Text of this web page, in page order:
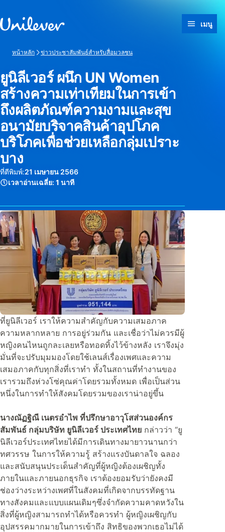
เมนู
หน้าหลัก ข่าวประชาสัมพันธ์สำหรับสื่อมวลชน
ยูนิลีเวอร์ ผนึก UN Women
สร้างความเท่าเทียมในการเข้า
ถึงผลิตภัณฑ์ความงามและสุข
อนามัยบริจาคสินค้าอุปโภค
บริโภคเพื่อช่วยเหลือกลุ่มเปราะ
บาง
ที่ตีพิมพ์:21 เมษายน 2566
เวลาอ่านเฉลี่ย: 1 นาที
ที่ยูนิลีเวอร์ เราให้ความสำคัญกับความเสมอภาค
ความหลากหลาย การอยู่ร่วมกัน และเชื่อว่าไม่ควรมีผู้
หญิงคนไหนถูกละเลยหรือทอดทิ้งไว้ข้างหลัง เราจึงมุ่ง
มั่นที่จะปรับมุมมองโดยใช้เลนส์เรื่องเพศและความ
เสมอภาคกับทุกสิ่งที่เราทำ ทั้งในสถานที่ทำงานของ
เรารวมถึงห่วงโซ่คุณค่าโดยรวมทั้งหมด เพื่อเป็นส่วน
หนึ่งในการทำให้สังคมโดยรวมของเราน่าอยู่ขึ้น
นางณัฏฐิณี เนตรอำไพ ที่ปรึกษาอาวุโสส่วนองค์กร
สัมพันธ์ กลุ่มบริษัท ยูนิลีเวอร์ ประเทศไทย กล่าวว่า “ยู
นิลีเวอร์ประเทศไทยได้มีการเดินทางมายาวนานกว่า
ทศวรรษ ในการให้ความรู้ สร้างแรงบันดาลใจ ฉลอง
และสนับสนุนประเด็นสำคัญที่ผู้หญิงต้องเผชิญทั้ง
ภายในและภายนอกธุรกิจ เราต้องยอมรับว่ายังคงมี
ช่องว่างระหว่างเพศที่ในสังคมที่เกิดจากบรรทัดฐาน
ทางสังคมและแบบแผนเดิมๆซึ่งจำกัดความคาดหวังใน
สิ่งที่ผู้หญิงสามารถทำได้หรือควรทำ ผู้หญิงเผชิญกับ
อุปสรรคมากมายในการเข้าถึง สิทธิของพวกเธอไม่ได้